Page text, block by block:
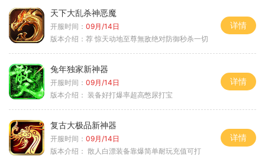
天下大乱杀神恶魔
开服时间： 09月/14日
版本介绍： 荐 惊天动地至尊無敌绝对防御秒杀一切
详情
兔年独家新神器
开服时间： 09月/14日
版本介绍： 装备好打爆率超高憋尿打宝
详情
复古大极品新神器
开服时间： 09月/14日
版本介绍： 散人白漂装备靠爆简单耐玩充值可打
详情